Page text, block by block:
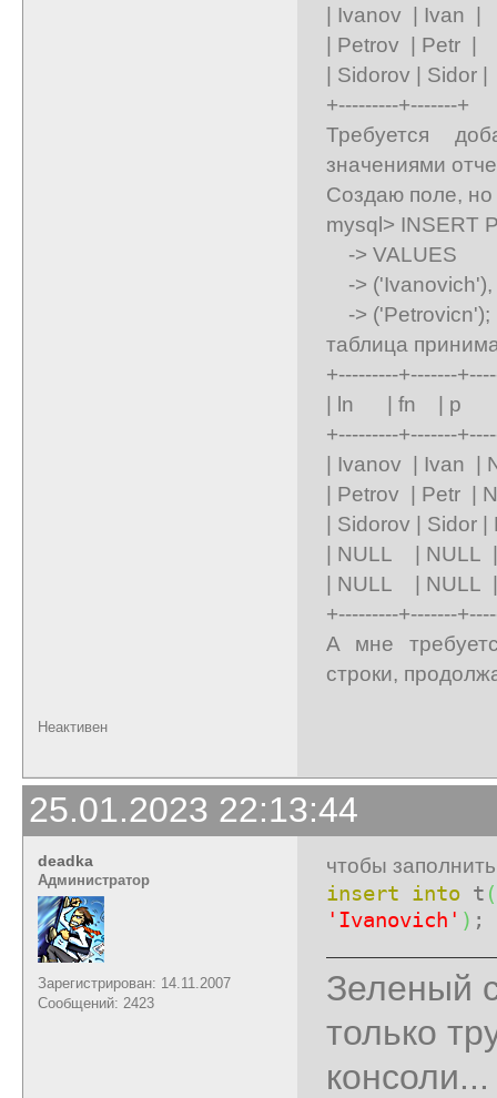
| Ivanov | Ivan |
| Petrov | Petr |
| Sidorov | Sidor |
+---------+-------+
Требуется
значениями
Создаю поле,
mysql> INSERT
-> VALUES
-> ('Ivanovich'),
-> ('Petrovicn');
таблица
+---------+-------
| ln | fn |
+---------+-------
| Ivanov | Ivan
| Petrov | Petr
| Sidorov |
| NULL | NULL |
| NULL | NULL |
+---------+-------
А мне
строки,
Неактивен
25.01.2023 22:13:44
deadka
Администратор
Зарегистрирован: 14.11.2007
Сообщений: 2423
чтобы
insert into t (
'Ivanovich' ) ;
Зеленый
только
консоли...